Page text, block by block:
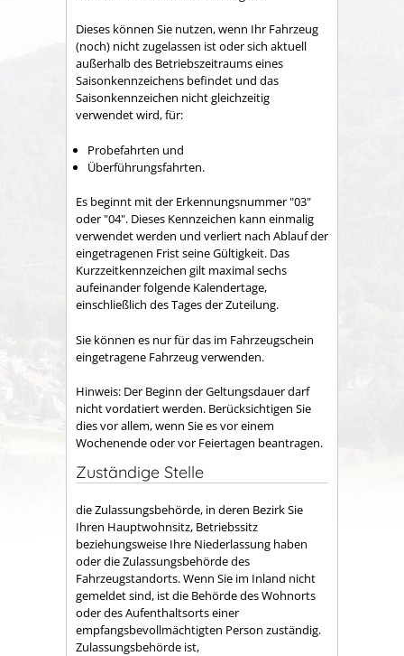
Dieses können Sie nutzen, wenn Ihr Fahrzeug
(noch) nicht zugelassen ist oder sich aktuell
außerhalb des Betriebszeitraums eines
Saisonkennzeichens befindet und das
Saisonkennzeichen nicht gleichzeitig
verwendet wird, für:
Probefahrten und
Überführungsfahrten.
Es beginnt mit der Erkennungsnummer "03"
oder "04". Dieses Kennzeichen kann einmalig
verwendet werden und verliert nach Ablauf der
eingetragenen Frist seine Gültigkeit. Das
Kurzzeitkennzeichen gilt maximal sechs
aufeinander folgende Kalendertage,
einschließlich des Tages der Zuteilung.
Sie können es nur für das im Fahrzeugschein
eingetragene Fahrzeug verwenden.
Hinweis: Der Beginn der Geltungsdauer darf
nicht vordatiert werden. Berücksichtigen Sie
dies vor allem, wenn Sie es vor einem
Wochenende oder vor Feiertagen beantragen.
Zuständige Stelle
die Zulassungsbehörde, in deren Bezirk Sie
Ihren Hauptwohnsitz, Betriebssitz
beziehungsweise Ihre Niederlassung haben
oder die Zulassungsbehörde des
Fahrzeugstandorts. Wenn Sie im Inland nicht
gemeldet sind, ist die Behörde des Wohnorts
oder des Aufenthaltsorts einer
empfangsbevollmächtigten Person zuständig.
Zulassungsbehörde ist,